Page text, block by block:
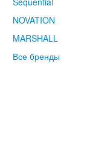
NOVATION
MARSHALL
Все бренды